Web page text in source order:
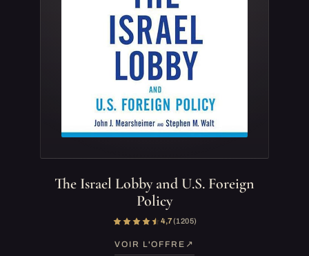
The Israel Lobby and U.S. Foreign
Policy
4,7(1 205)
VOIR L'OFFRE